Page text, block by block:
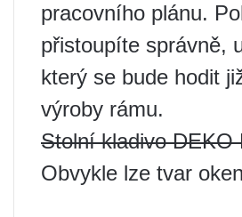
pracovního plánu.
přistoupíte správně,
který se bude hodit
výroby rámu.
Stolní kladivo DEKO
Obvykle lze tvar